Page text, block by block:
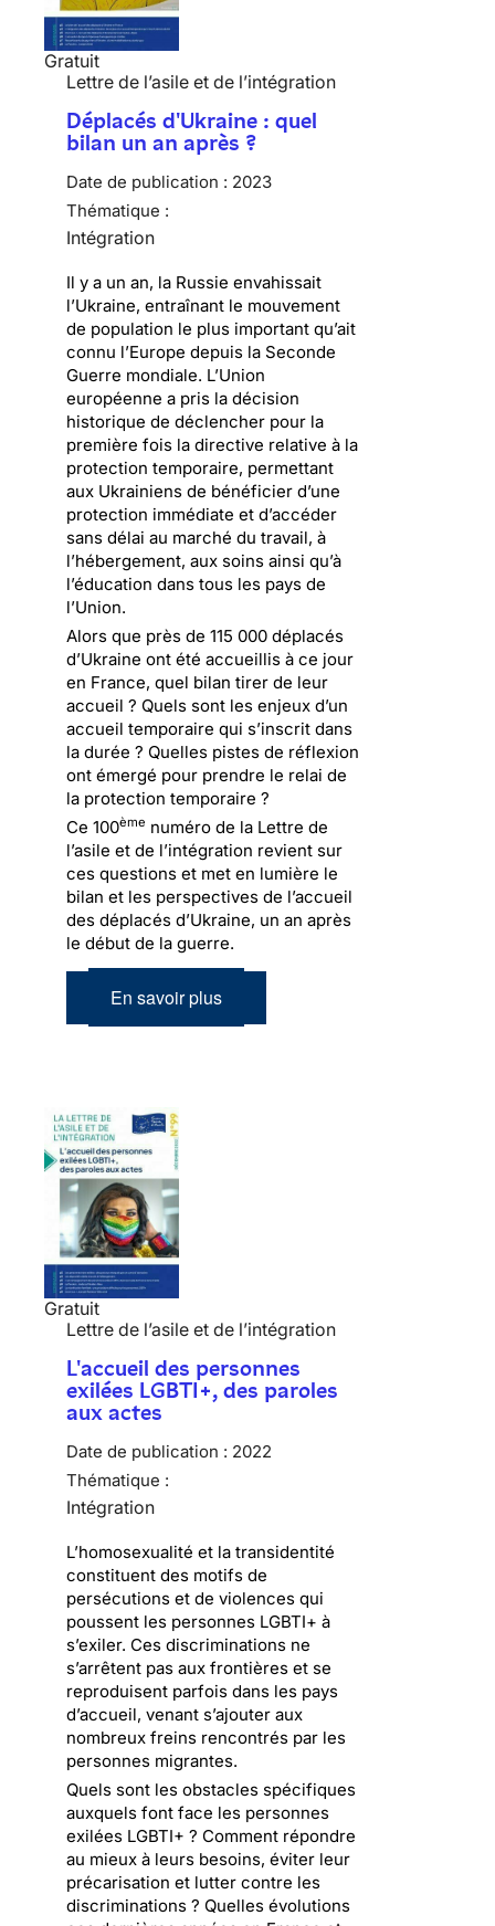
Gratuit
Lettre de l’asile et de l’intégration
Déplacés d'Ukraine : quel
bilan un an après ?
Date de publication : 2023
Thématique :
Intégration
Il y a un an, la Russie envahissait
l’Ukraine, entraînant le mouvement
de population le plus important qu’ait
connu l’Europe depuis la Seconde
Guerre mondiale. L’Union
européenne a pris la décision
historique de déclencher pour la
première fois la directive relative à la
protection temporaire, permettant
aux Ukrainiens de bénéficier d’une
protection immédiate et d’accéder
sans délai au marché du travail, à
l’hébergement, aux soins ainsi qu’à
l’éducation dans tous les pays de
l’Union.
Alors que près de 115 000 déplacés
d’Ukraine ont été accueillis à ce jour
en France, quel bilan tirer de leur
accueil ? Quels sont les enjeux d’un
accueil temporaire qui s’inscrit dans
la durée ? Quelles pistes de réflexion
ont émergé pour prendre le relai de
la protection temporaire ?
Ce 100ème numéro de la Lettre de
l’asile et de l’intégration revient sur
ces questions et met en lumière le
bilan et les perspectives de l’accueil
des déplacés d’Ukraine, un an après
le début de la guerre.
En savoir plus
Gratuit
Lettre de l’asile et de l’intégration
L'accueil des personnes
exilées LGBTI+, des paroles
aux actes
Date de publication : 2022
Thématique :
Intégration
L’homosexualité et la transidentité
constituent des motifs de
persécutions et de violences qui
poussent les personnes LGBTI+ à
s’exiler. Ces discriminations ne
s’arrêtent pas aux frontières et se
reproduisent parfois dans les pays
d’accueil, venant s’ajouter aux
nombreux freins rencontrés par les
personnes migrantes.
Quels sont les obstacles spécifiques
auxquels font face les personnes
exilées LGBTI+ ? Comment répondre
au mieux à leurs besoins, éviter leur
précarisation et lutter contre les
discriminations ? Quelles évolutions